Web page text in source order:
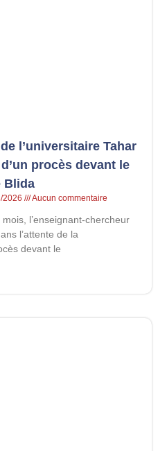
l’universitaire Tahar
procès devant le
Blida
2026 Aucun commentaire
l’enseignant-chercheur
l’attente de la
devant le